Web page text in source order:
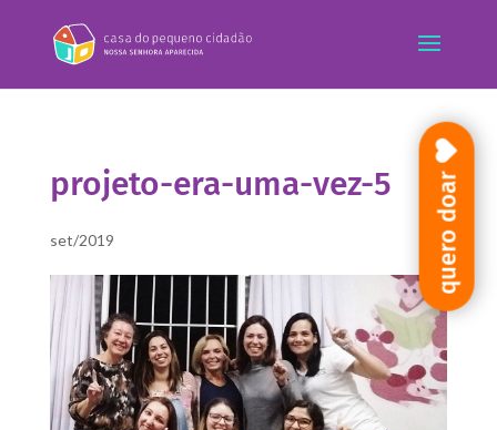
projeto-era-uma-vez-5
set/2019 quero doar